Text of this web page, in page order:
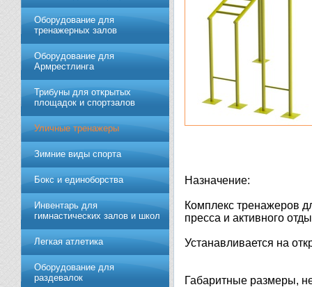
Назначение:
Комплекс тренажеров
пресса и активного
Устанавливается на
Габаритные размеры,
Обoрудoвание для
трeнажерных залoв
Оборудование для
Армрестлинга
Трибуны для открытых
площадок и спортзалов
Уличные тренажеры
Зимние виды спорта
Бокс и единоборства
Инвентарь для
гимнастических залов и школ
Легкая атлетика
Оборудование для
раздевалок